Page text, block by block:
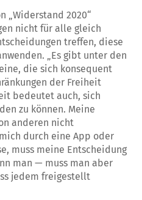
„Widerstand 2020“
nicht für alle gleich
treffen, diese
„Es gibt unter den
die sich konsequent
der Freiheit
bedeutet auch, sich
zu können. Meine
anderen nicht
durch eine App oder
muss meine Entscheidung
man — muss man aber
jedem freigestellt